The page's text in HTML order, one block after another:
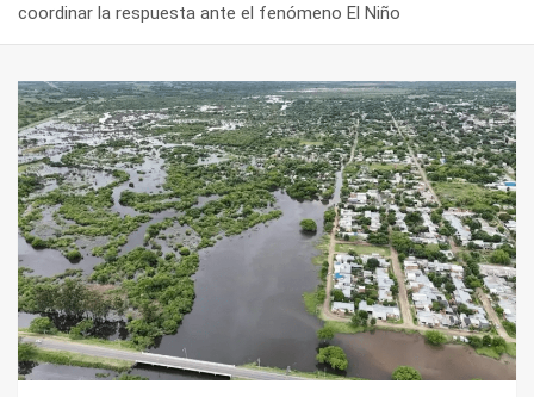
coordinar la respuesta ante el fenómeno El Niño